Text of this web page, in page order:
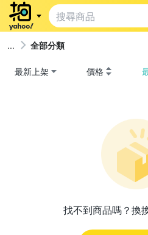
全部分類
最新上架 價格
找不到商品嗎？換